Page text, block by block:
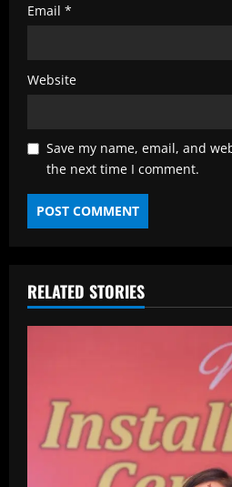
Email *
Website
Save my name, email, and
the next time I comment.
RELATED STORIES